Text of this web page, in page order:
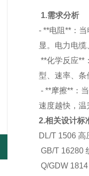
1.需求分析
- **电阻**：
显。电力电缆
**化学反应**
型、速率、条
- **摩擦**：
速度越快，温
2.相关设计标
DL/T 1506
GB/T 16280
Q/GDW